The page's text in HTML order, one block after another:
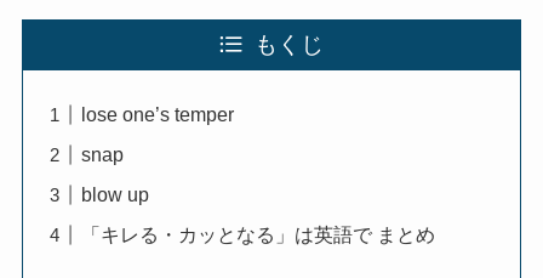
もくじ
lose one’s temper
snap
blow up
「キレる・カッとなる」は英語で まとめ